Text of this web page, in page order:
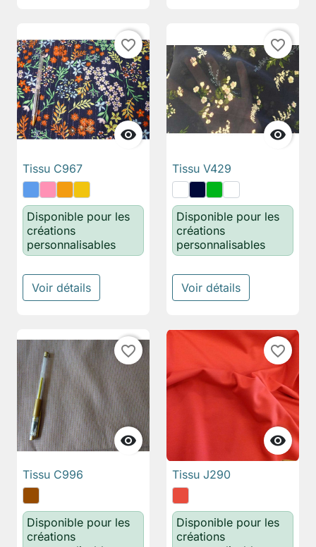

favorite_border
Tissu C967
Disponible pour les
créations
personnalisables
Voir détails

favorite_border
Tissu V429
Disponible pour les
créations
personnalisables
Voir détails

favorite_border
Tissu C996
Disponible pour les
créations

favorite_border
Tissu J290
Disponible pour les
créations